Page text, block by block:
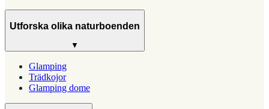
Utforska olika naturboenden
▼
Glamping
Trädkojor
Glamping dome